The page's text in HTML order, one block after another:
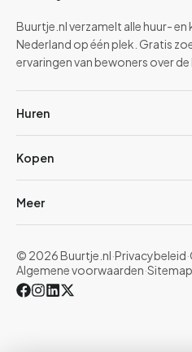
Buurtje.nl verzamelt alle huur-
Nederland op één plek. Gratis
ervaringen van bewoners over de
Huren
Kopen
Meer
© 2026 Buurtje.nl·Privacybeleid·
Algemene voorwaarden·Sitemap